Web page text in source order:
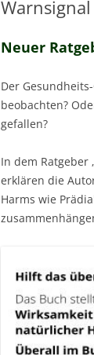
Neuer
Der
beobachten?
gefallen?
In dem Ratgeber
erklären die
Harms wie